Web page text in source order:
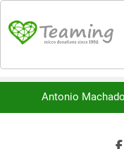
«La kinesina y la
Antonio